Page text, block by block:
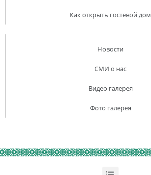
Как открыть гостевой дом
Новости
СМИ о нас
Видео галерея
Фото галерея